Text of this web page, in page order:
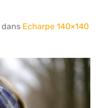
dans Echarpe 140×140